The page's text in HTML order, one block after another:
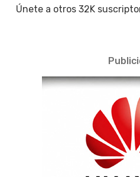
Únete a otros 32K